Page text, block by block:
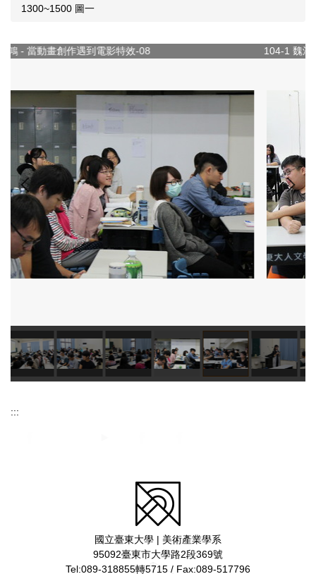
1300~1500 圖一
104-1 魏鴻 - 當動畫創作遇到電影特效-09
:::
國立臺東大學 | 美術產業學系
95092臺東市大學路2段369號
Tel:089-318855轉5715 / Fax:089-517796